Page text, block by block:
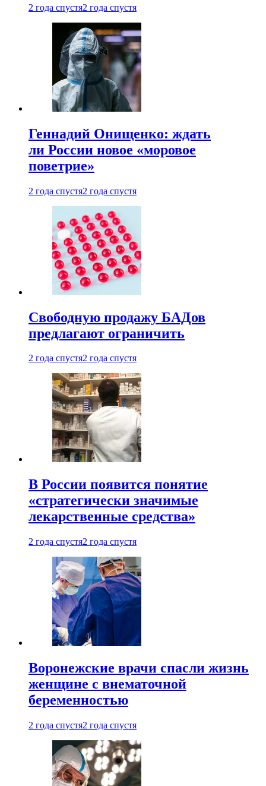
2 года спустя2 года спустя
Геннадий Онищенко: ждать
ли России новое «моровое
поветрие»
2 года спустя2 года спустя
Свободную продажу БАДов
предлагают ограничить
2 года спустя2 года спустя
В России появится понятие
«стратегически значимые
лекарственные средства»
2 года спустя2 года спустя
Воронежские врачи спасли жизнь
женщине с внематочной
беременностью
2 года спустя2 года спустя